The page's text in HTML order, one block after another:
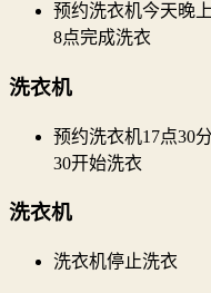
预约洗衣机今天晚
8点完成洗衣
洗衣机
预约洗衣机17点30
30开始洗衣
洗衣机
洗衣机停止洗衣